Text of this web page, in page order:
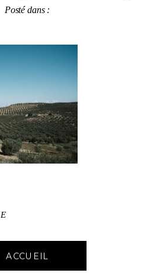
Posté dans :
ACCUEIL